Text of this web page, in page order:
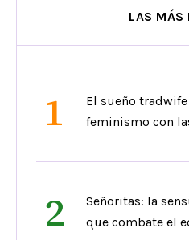
LAS MÁS
1
El sueño
feminismo con
2
Señoritas: la
que combate el